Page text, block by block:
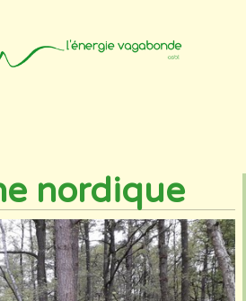
Animateurs
nordique